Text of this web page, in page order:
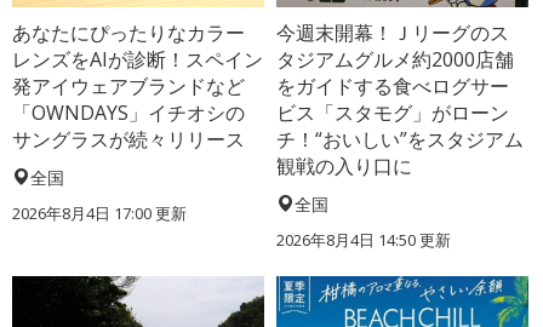
あなたにぴったりなカラー
レンズをAIが診断！スペイン
発アイウェアブランドなど
「OWNDAYS」イチオシの
サングラスが続々リリース
全国
2026年8月4日 17:00更新
今週末開幕！Ｊリーグのス
タジアムグルメ約2000店舗
をガイドする食べログサー
ビス「スタモグ」がローン
チ！“おいしい”をスタジアム
観戦の入り口に
全国
2026年8月4日 14:50更新